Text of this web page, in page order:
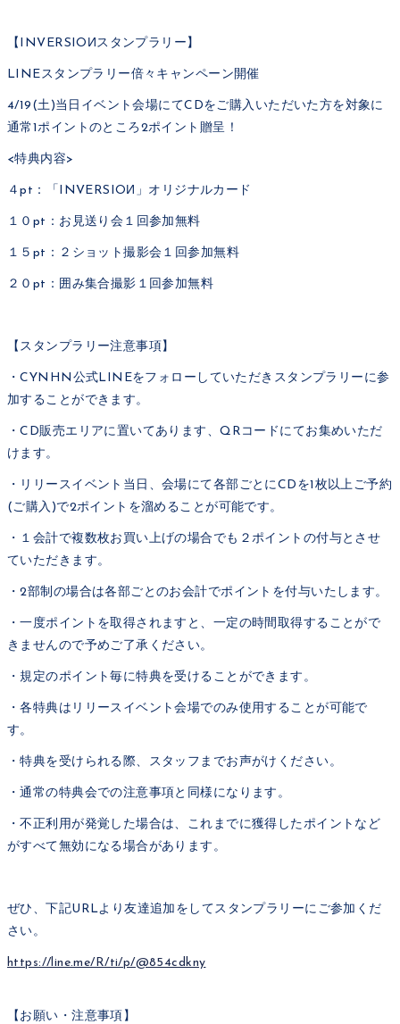
【INVERSIOИスタンプラリー】
LINEスタンプラリー倍々キャンペーン開催
4/19(土)当日イベント会場にてCDをご購入いただいた方を対象に
通常1ポイントのところ2ポイント贈呈！
<特典内容>
４pt：「INVERSIOИ」オリジナルカード
１０pt：お見送り会１回参加無料
１５pt：２ショット撮影会１回参加無料
２０pt：囲み集合撮影１回参加無料
【スタンプラリー注意事項】
・CYNHN公式LINEをフォローしていただきスタンプラリーに参
加することができます。
・CD販売エリアに置いてあります、QRコードにてお集めいただ
けます。
・リリースイベント当日、会場にて各部ごとにCDを1枚以上ご予約
(ご購入)で2ポイントを溜めることが可能です。
・１会計で複数枚お買い上げの場合でも２ポイントの付与とさせ
ていただきます。
・2部制の場合は各部ごとのお会計でポイントを付与いたします。
・一度ポイントを取得されますと、一定の時間取得することがで
きませんので予めご了承ください。
・規定のポイント毎に特典を受けることができます。
・各特典はリリースイベント会場でのみ使用することが可能で
す。
・特典を受けられる際、スタッフまでお声がけください。
・通常の特典会での注意事項と同様になります。
・不正利用が発覚した場合は、これまでに獲得したポイントなど
がすべて無効になる場合があります。
ぜひ、下記URLより友達追加をしてスタンプラリーにご参加くだ
さい。
https://line.me/R/ti/p/@854cdkny
【お願い・注意事項】